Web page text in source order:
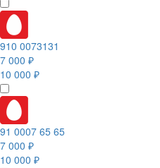
910 0073131
7 000 ₽
10 000 ₽
91 0007 65 65
7 000 ₽
10 000 ₽